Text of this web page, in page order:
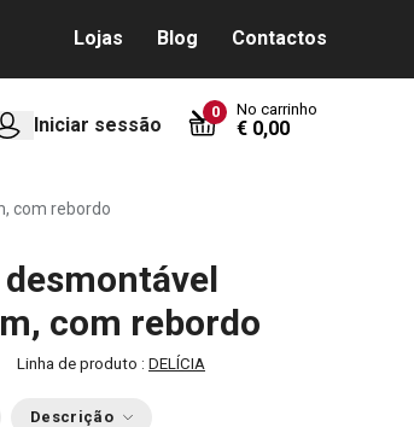
Lojas Blog Contactos
Iniciar sessão
0 No carrinho
€ 0,00
com rebordo
com rebordo
Linha de produto : DELÍCIA
Descrição